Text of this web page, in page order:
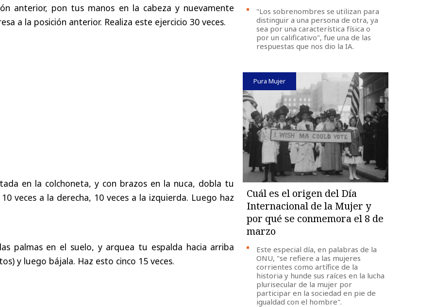
anterior, pon tus manos en la cabeza y nuevamente
a la posición anterior. Realiza este ejercicio 30 veces.
en la colchoneta, y con brazos en la nuca, dobla tu
veces a la derecha, 10 veces a la izquierda. Luego haz
palmas en el suelo, y arquea tu espalda hacia arriba
y luego bájala. Haz esto cinco 15 veces.
"Los sobrenombres se utilizan para
distinguir a una persona de otra, ya
sea por una característica física o
por un calificativo", fue una de las
respuestas que nos dio la IA.
Pura Mujer
Cuál es el origen del Día
Internacional de la Mujer y
por qué se conmemora el 8 de
marzo
Este especial día, en palabras de la
ONU, "se refiere a las mujeres
corrientes como artífice de la
historia y hunde sus raíces en la lucha
plurisecular de la mujer por
participar en la sociedad en pie de
igualdad con el hombre".